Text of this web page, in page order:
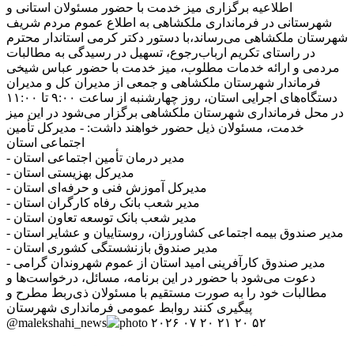
اطلاعیه برگزاری میز خدمت با حضور مسئولان استانی و
شهرستانی در فرمانداری ملکشاهی به اطلاع عموم مردم شریف
شهرستان ملکشاهی می‌رساند،با دستور دکتر کرمی استاندار محترم
در راستای تکریم ارباب‌رجوع، تسهیل در رسیدگی به مطالبات
مردمی و ارائه خدمات مطلوب، میز خدمت با حضور عباس شیخی
فرماندار شهرستان ملکشاهی و جمعی از مدیران کل و مدیران
دستگاه‌های اجرایی استان، روز چهارشنبه از ساعت ۹:۰۰ تا ۱۱:۰۰
در محل فرمانداری شهرستان ملکشاهی برگزار می‌شود در این میز
خدمت، مسئولان ذیل حضور خواهند داشت: - مدیرکل تأمین
اجتماعی استان
- مدیر درمان تأمین اجتماعی استان
- مدیرکل بهزیستی استان
- مدیرکل آموزش فنی و حرفه‌ای استان
- مدیر شعب بانک رفاه کارگران استان
- مدیر شعب بانک توسعه تعاون استان
- مدیر صندوق بیمه اجتماعی کشاورزان، روستاییان و عشایر استان
- مدیر صندوق بازنشستگی کشوری استان
- مدیر صندوق کارآفرینی امید استان از عموم شهروندان گرامی
دعوت می‌شود با حضور در این برنامه، مسائل، درخواست‌ها و
مطالبات خود را به صورت مستقیم با مسئولان ذی‌ربط مطرح و
پیگیری کنند روابط عمومی فرمانداری شهرستان
@malekshahi_news